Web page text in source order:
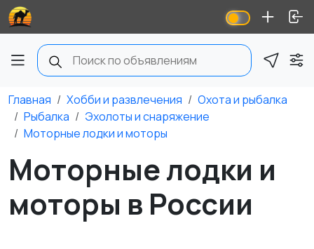
Главная Хобби и развлечения
Охота и рыбалка
Рыбалка
Эхолоты и снаряжение
Моторные лодки и моторы
Моторные лодки и
моторы в России